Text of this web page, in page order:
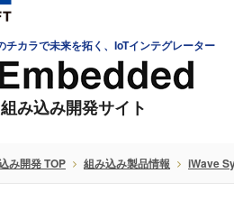
チカラで未来を拓く、IoTインテグレーター
み込み開発サイト
み開発 TOP 組み込み製品情報 iWave